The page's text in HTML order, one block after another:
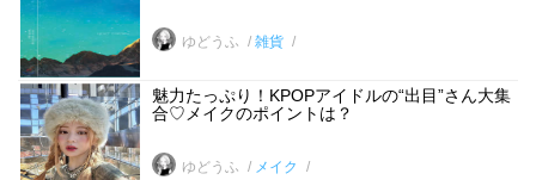
ゆどうふ 雑貨
魅力たっぷり！KPOPアイドルの“出目”さん大集
合♡メイクのポイントは？
ゆどうふ メイク